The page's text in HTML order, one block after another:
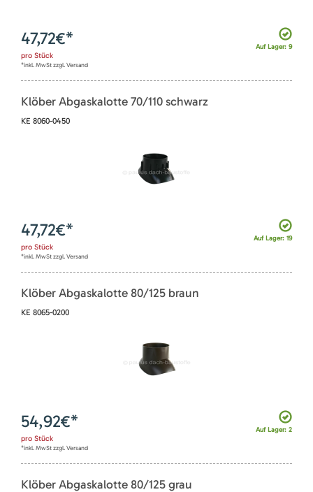
Auf Lager: 9
47,72€*
pro Stück
*inkl. MwSt zzgl. Versand
Klöber Abgaskalotte 70/110 schwarz
KE 8060-0450
Auf Lager: 19
47,72€*
pro Stück
*inkl. MwSt zzgl. Versand
Klöber Abgaskalotte 80/125 braun
KE 8065-0200
Auf Lager: 2
54,92€*
pro Stück
*inkl. MwSt zzgl. Versand
Klöber Abgaskalotte 80/125 grau